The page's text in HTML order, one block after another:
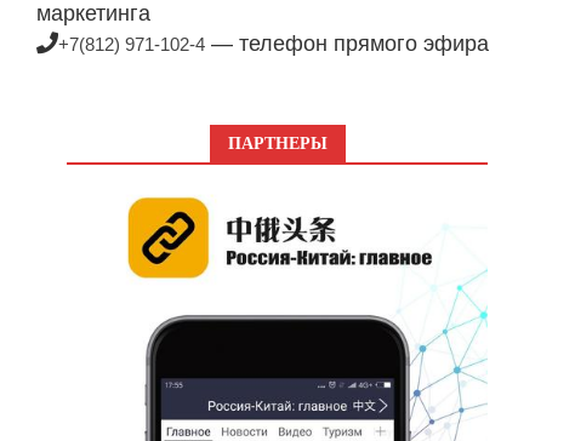
маркетинга
+7(812) 971-102-4 — телефон прямого эфира
ПАРТНЕРЫ